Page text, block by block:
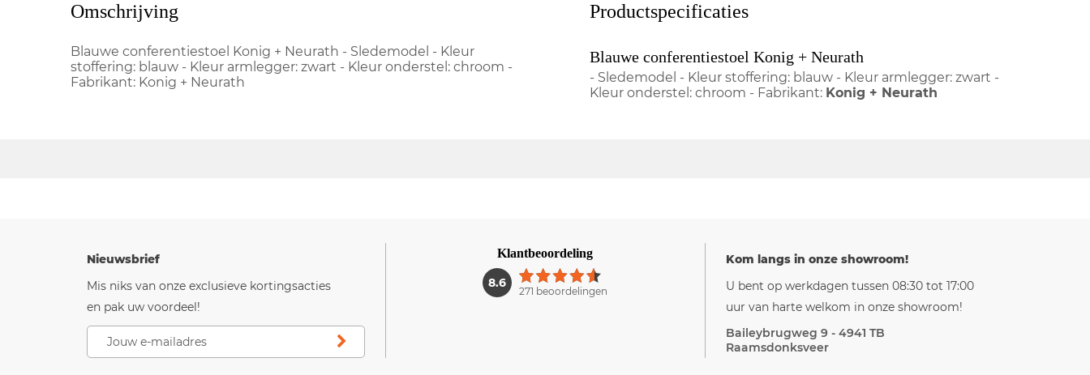
Omschrijving
Blauwe conferentiestoel Konig + Neurath - Sledemodel - Kleur
stoffering: blauw - Kleur armlegger: zwart - Kleur onderstel: chroom -
Fabrikant: Konig + Neurath
Productspecificaties
Blauwe conferentiestoel Konig + Neurath
- Sledemodel - Kleur stoffering: blauw - Kleur armlegger: zwart -
Kleur onderstel: chroom - Fabrikant: Konig + Neurath
Nieuwsbrief
Mis niks van onze exclusieve kortingsacties
en pak uw voordeel!
Klantbeoordeling
8.6 1
271 beoordelingen
Kom langs in onze showroom!
U bent op werkdagen tussen 08:30 tot 17:00
uur van harte welkom in onze showroom!
Baileybrugweg 9 - 4941 TB
Raamsdonksveer